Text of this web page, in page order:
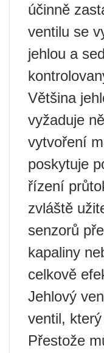
účinně
ventilu se
jehlou a
Většina
vyžaduje
vytvoření
poskytuje
řízení
zvláště
senzorů
kapaliny
celkově
Jehlový
ventil,
Přestože